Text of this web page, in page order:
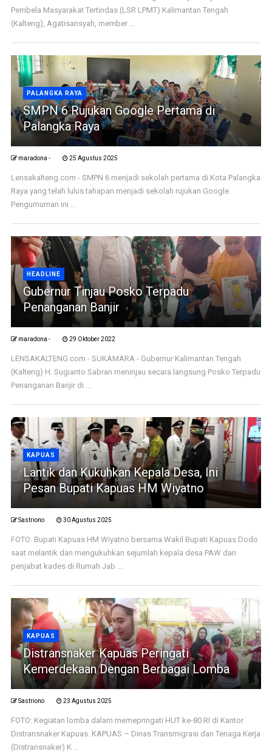
Pembela Masyarakat Tertindas (LSR LPMT) Kalimantan Tengah
(Kalteng), Agatisansyah, member ...
PALANGKA RAYA
SMPN 6 Rujukan Google Pertama di
Palangka Raya
maradona - 25 Agustus 2025
Lensakalteng.com - SMPN 6 menjadi sekolah pertama di Kota Palangka
Raya yang telah lulus tahapan menjadi sekolah rujukan Google.
Pengumuman ini ...
HEADLINE
Gubernur Tinjau Posko Terpadu
Penanganan Banjir
maradona - 29 Oktober 2022
LENSAKALTENG.com - SUKAMARA - Gubernur Kalimantan Tengah
(Kalteng) H. Sugianto Sabran meninjau secara langsung Posko Terpadu
Penanganan Banjir di ...
KAPUAS
Lantik dan Kukuhkan Kepala Desa, Ini
Pesan Bupati Kapuas HM Wiyatno
Sastriono 30 Agustus 2025
FOTO: Bupati Kapuas HM Wiyatno bersama Wakil Bupati Kapuas Dodo
saat melantik dan mengukuhkan sejumlah kepala desa PAW dan
penjabat kades di Rumah Jab ...
KAPUAS
Distransnaker Kapuas Peringati
Kemerdekaan Dengan Berbagai Lomba
Sastriono 23 Agustus 2025
FOTO: Kegiatan lomba dalam memepringati HUT ke-80 RI di Kantor
Distransnaker Kapuas. KAPUAS – Dinas Transmigrasi dan Tenaga Kerja
(Distransnaker) K ...